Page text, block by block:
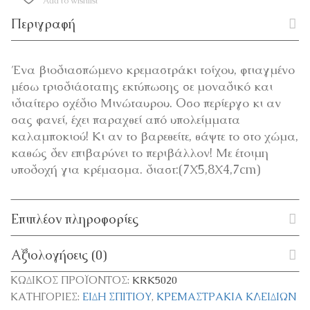
Περιγραφή
Ένα βιοδιασπώμενο κρεμαστράκι τοίχου, φτιαγμένο
μέσω τρισδιάστατης εκτύπωσης σε μοναδικό και
ιδιαίτερο σχέδιο Μινώταυρου. Oσο περίεργο κι αν
σας φανεί, έχει παραχθεί από υπολείμματα
καλαμποκιού! Κι αν το βαρεθείτε, θάψτε το στο χώμα,
καθώς δεν επιβαρύνει το περιβάλλον! Με έτοιμη
υποδοχή για κρέμασμα. διαστ:(7Χ5,8Χ4,7cm)
Επιπλέον πληροφορίες
Αξιολογήσεις (0)
ΚΩΔΙΚΌΣ ΠΡΟΪΌΝΤΟΣ: KRK5020
ΚΑΤΗΓΟΡΊΕΣ: ΕΊΔΗ ΣΠΙΤΙΟΎ, ΚΡΕΜΑΣΤΡΆΚΙΑ ΚΛΕΙΔΙΏΝ